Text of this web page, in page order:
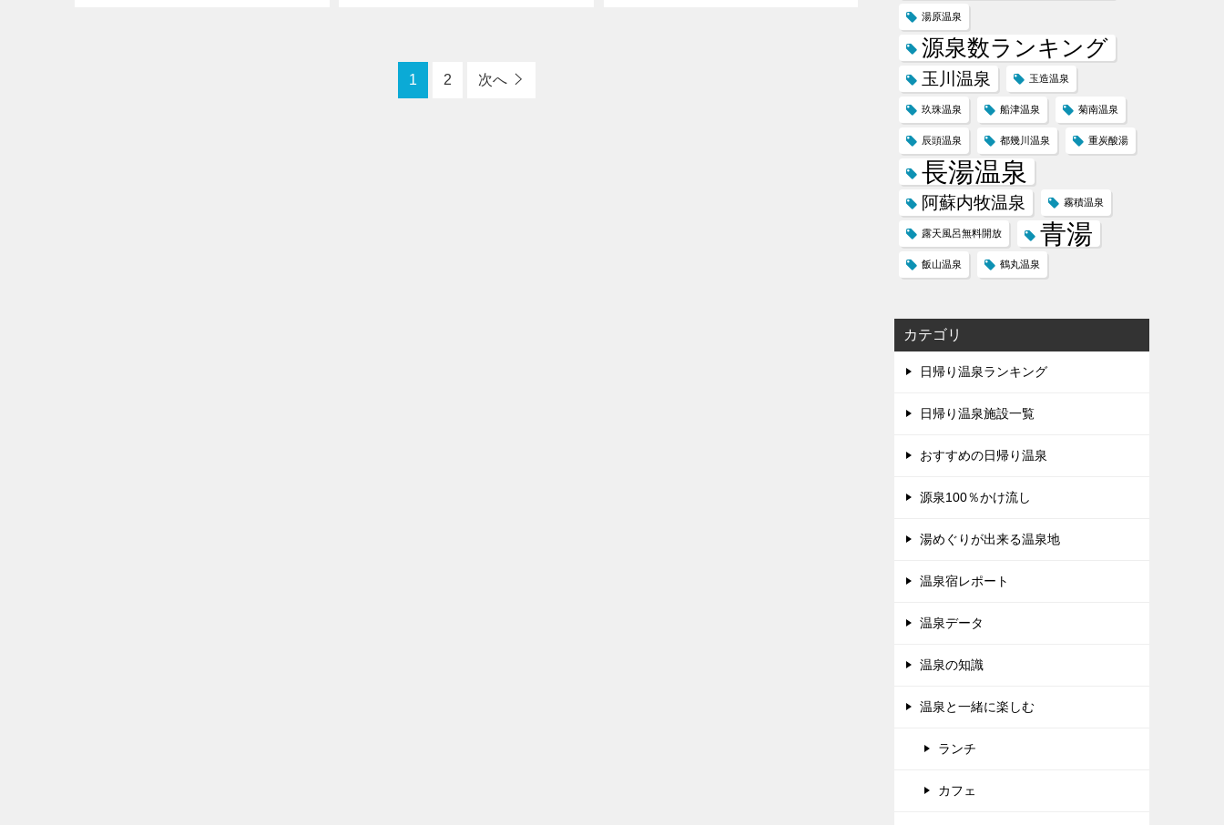
1 2 次へ
湯原温泉
源泉数ランキング
玉川温泉 玉造温泉
玖珠温泉 船津温泉 菊南温泉
辰頭温泉 都幾川温泉 重炭酸湯
長湯温泉
阿蘇内牧温泉 霧積温泉
露天風呂無料開放 青湯
飯山温泉 鶴丸温泉
カテゴリ
日帰り温泉ランキング
日帰り温泉施設一覧
おすすめの日帰り温泉
源泉100％かけ流し
湯めぐりが出来る温泉地
温泉宿レポート
温泉データ
温泉の知識
温泉と一緒に楽しむ
ランチ
カフェ